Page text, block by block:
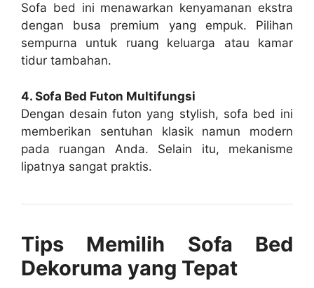
Sofa bed ini menawarkan kenyamanan ekstra
dengan busa premium yang empuk. Pilihan
sempurna untuk ruang keluarga atau kamar
tidur tambahan.
4. Sofa Bed Futon Multifungsi
Dengan desain futon yang stylish, sofa bed ini
memberikan sentuhan klasik namun modern
pada ruangan Anda. Selain itu, mekanisme
lipatnya sangat praktis.
Tips Memilih Sofa Bed
Dekoruma yang Tepat